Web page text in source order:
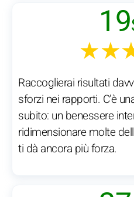
19
Raccoglierai risultati
sforzi nei rapporti. C’è
subito: un benessere
ridimensionare molte
ti dà ancora più forza.